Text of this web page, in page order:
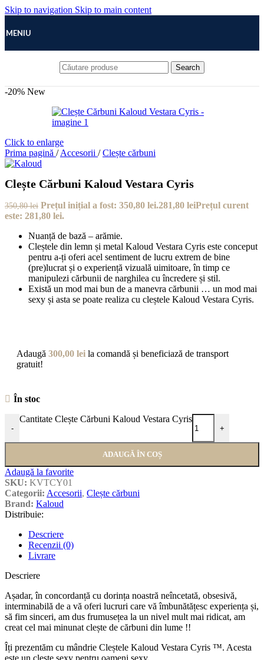
Skip to navigation Skip to main content
MENIU
Search
-20% New
Click to enlarge
Prima pagină / Accesorii / Clește cărbuni
Clește Cărbuni Kaloud Vestara Cyris
350,80lei Prețul inițial a fost: 350,80 lei.281,80 leiPrețul curent
este: 281,80 lei.
Nuanță de bază – arămie.
Cleștele din lemn și metal Kaloud Vestara Cyris este conceput
pentru a-ți oferi acel sentiment de lucru extrem de bine
(pre)lucrat și o experiență vizuală uimitoare, în timp ce
manipulezi cărbunii de narghilea cu încredere și stil.
Există un mod mai bun de a manevra cărbunii … un mod mai
sexy și asta se poate realiza cu cleștele Kaloud Vestara Cyris.
Adaugă 300,00 lei la comandă și beneficiază de transport
gratuit!
În stoc
-
Cantitate Clește Cărbuni Kaloud Vestara Cyris
+
ADAUGĂ ÎN COȘ
Adaugă la favorite
SKU: KVTCY01
Categorii: Accesorii, Clește cărbuni
Brand: Kaloud
Distribuie:
Descriere
Recenzii (0)
Livrare
Descriere
Așadar, în concordanță cu dorința noastră neîncetată, obsesivă,
interminabilă de a vă oferi lucruri care vă îmbunătățesc experiența și,
să fim sinceri, am dus frumusețea la un nivel mult mai ridicat, am
creat cel mai minunat clește de cărbuni din lume !!
Îți prezentăm cu mândrie Cleștele Kaloud Vestara Cyris ™. Acesta